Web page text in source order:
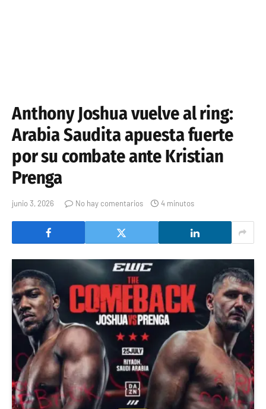
Anthony Joshua vuelve al ring:
Arabia Saudita apuesta fuerte
por su combate ante Kristian
Prenga
junio 3, 2026 No hay comentarios 4 minutos